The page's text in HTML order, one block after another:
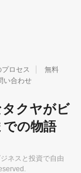
ロセス
無料
い合わせ
クヤがビ
での物語
ネスと投資で自由